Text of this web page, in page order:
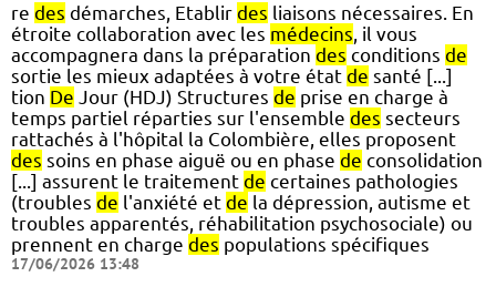
re des démarches, Etablir des liaisons nécessaires. En
étroite collaboration avec les médecins , il vous
accompagnera dans la préparation des conditions de
sortie les mieux adaptées à votre état de santé [...]
tion De Jour (HDJ) Structures de prise en charge à
temps partiel réparties sur l'ensemble des secteurs
rattachés à l'hôpital la Colombière, elles proposent
des soins en phase aiguë ou en phase de consolidation
[...] assurent le traitement de certaines pathologies
(troubles de l'anxiété et de la dépression, autisme et
troubles apparentés, réhabilitation psychosociale) ou
prennent en charge des populations spécifiques
17/06/2026 13:48